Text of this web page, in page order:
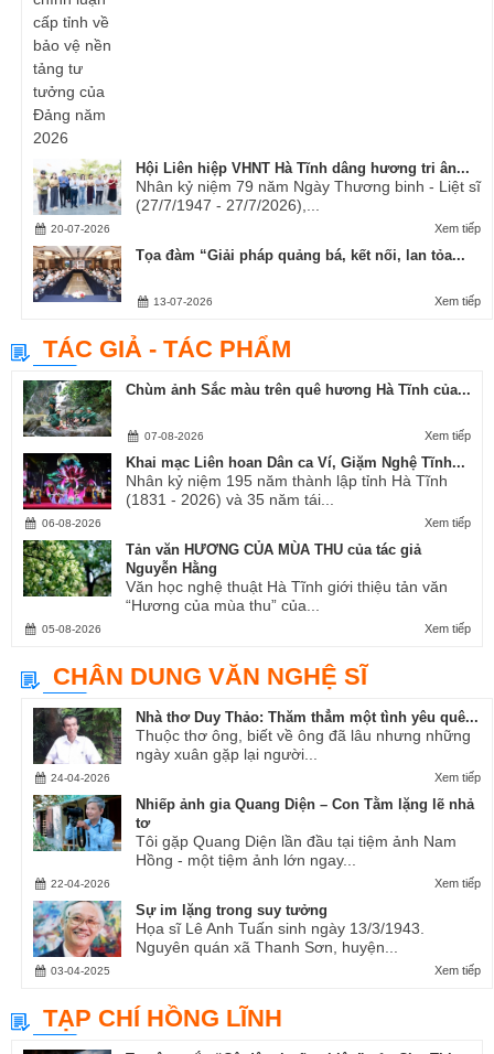
Hội Liên hiệp VHNT Hà Tĩnh dâng hương tri ân...
Nhân kỷ niệm 79 năm Ngày Thương binh - Liệt sĩ
(27/7/1947 - 27/7/2026),...
Xem tiếp
20-07-2026
Tọa đàm “Giải pháp quảng bá, kết nối, lan tỏa...
Xem tiếp
13-07-2026
TÁC GIẢ - TÁC PHẨM
Chùm ảnh Sắc màu trên quê hương Hà Tĩnh của...
Xem tiếp
07-08-2026
Khai mạc Liên hoan Dân ca Ví, Giặm Nghệ Tĩnh...
Nhân kỷ niệm 195 năm thành lập tỉnh Hà Tĩnh
(1831 - 2026) và 35 năm tái...
Xem tiếp
06-08-2026
Tản văn HƯƠNG CỦA MÙA THU của tác giả
Nguyễn Hằng
Văn học nghệ thuật Hà Tĩnh giới thiệu tản văn
“Hương của mùa thu” của...
Xem tiếp
05-08-2026
CHÂN DUNG VĂN NGHỆ SĨ
Nhà thơ Duy Thảo: Thăm thẳm một tình yêu quê...
Thuộc thơ ông, biết về ông đã lâu nhưng những
ngày xuân gặp lại người...
Xem tiếp
24-04-2026
Nhiếp ảnh gia Quang Diện – Con Tằm lặng lẽ nhả
tơ
Tôi gặp Quang Diện lần đầu tại tiệm ảnh Nam
Hồng - một tiệm ảnh lớn ngay...
Xem tiếp
22-04-2026
Sự im lặng trong suy tưởng
Họa sĩ Lê Anh Tuấn sinh ngày 13/3/1943.
Nguyên quán xã Thanh Sơn, huyện...
Xem tiếp
03-04-2025
TẠP CHÍ HỒNG LĨNH